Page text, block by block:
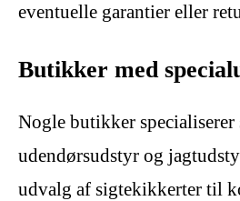
eventuelle garantier eller
Butikker med
Nogle butikker specialiserer
udendørsudstyr og
udvalg af sigtekikkerter til